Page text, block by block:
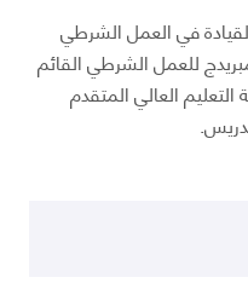
في العمل الشرطي
للعمل الشرطي القائم
العالي المتقدم